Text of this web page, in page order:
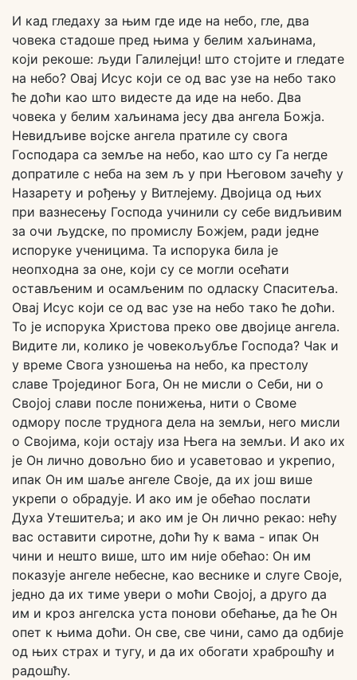
И кад гледаху за њим где иде на небо, гле, два
човека стадоше пред њима у белим хаљинама,
који рекоше: људи Галилејци! што стојите и гледате
на небо? Овај Исус који се од вас узе на небо тако
ће доћи као што видесте да иде на небо. Два
човека у белим хаљинама јесу два ангела Божја.
Невидљиве војске ангела пратиле су свога
Господара са земље на небо, као што су Га негде
допратиле с неба на зем љ у при Његовом зачећу у
Назарету и рођењу у Витлејему. Двојица од њих
при вазнесењу Господа учинили су себе видљивим
за очи људске, по промислу Божјем, ради једне
испоруке ученицима. Та испорука била је
неопходна за оне, који су се могли осећати
остављеним и осамљеним по одласку Спаситеља.
Овај Исус који се од вас узе на небо тако ће доћи.
То је испорука Христова преко ове двојице ангела.
Видите ли, колико је човекољубље Господа? Чак и
у време Свога узношења на небо, ка престолу
славе Тројединог Бога, Он не мисли о Себи, ни о
Својој слави после понижења, нити о Своме
одмору после труднога дела на земљи, него мисли
о Својима, који остају иза Њега на земљи. И ако их
је Он лично довољно био и усаветовао и укрепио,
ипак Он им шаље ангеле Своје, да их још више
укрепи о обрадује. И ако им је обећао послати
Духа Утешитеља; и ако им је Он лично рекао: нећу
вас оставити сиротне, доћи ћу к вама - ипак Он
чини и нешто више, што им није обећао: Он им
показује ангеле небесне, као веснике и слуге Своје,
једно да их тиме увери о моћи Својој, а друго да
им и кроз ангелска уста понови обећање, да ће Он
опет к њима доћи. Он све, све чини, само да одбије
од њих страх и тугу, и да их обогати храброшћу и
радошћу.